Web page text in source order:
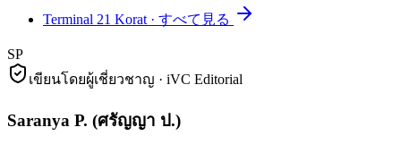
Terminal 21 Korat · すべて見る
SP
เขียนโดยผู้เชี่ยวชาญ · iVC Editorial
Saranya P. (ศรัญญา ป.)